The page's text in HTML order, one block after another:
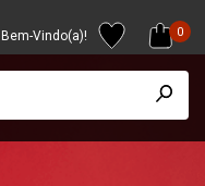
Bem-Vindo(a)! 0